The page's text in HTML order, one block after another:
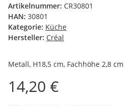
Artikelnummer: CR30801
HAN: 30801
Kategorie: Küche
Hersteller: Créal
Metall, H18,5 cm, Fachhöhe 2,8 cm
14,20 €